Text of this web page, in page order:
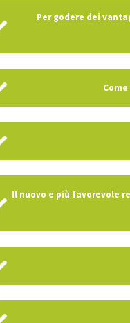
Per godere dei
Il nuovo e più favorevole